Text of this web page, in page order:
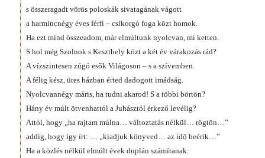
s összeragadt vörös poloskák sivatagának vágott
a harmincnégy éves férfi – csikorgó foga közt homok.
Ha ezt mind összeadom, már elmúltunk nyolcvan, mi ketten.
S hol még Szolnok s Keszthely közt a két év várakozás rád?
A vízszintesen zúgó esők Világoson – s a szívemben.
A félig kész, üres házban érted dadogott imádság.
Nyolcvannégy máris, ha tudni akarod! S a többi börtön?
Hány év múlt ötvenhattól a Juhásztól érkező levélig?
Attól, hogy „ha rajtam múlna… változtatás nélkül… rögtön…”
addig, hogy így írt: … „kiadjuk könyved… az idő beérik…”
Ha a közlés nélkül elmúlt évek duplán számítanak: